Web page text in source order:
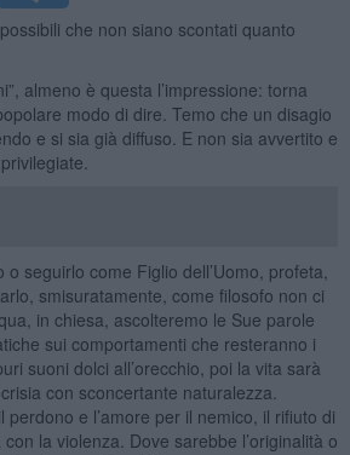
che non siano scontati quanto
almeno è questa l’impressione: torna
modo di dire. Temo che un disagio
e si sia già diffuso. E non sia avvertito e
seguirlo come Figlio dell’Uomo, profeta,
smisuratamente, come filosofo non ci
in chiesa, ascolteremo le Sue parole
sui comportamenti che resteranno i
suoni dolci all’orecchio, poi la vita sarà
con sconcertante naturalezza.
perdono e l’amore per il nemico, il rifiuto di
la violenza. Dove sarebbe l’originalità o